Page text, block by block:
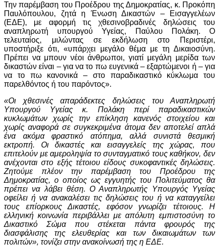
Την παρέμβαση του Προέδρου της Δημοκρατίας, κ. Προκόπη
Παυλόπουλου, ζητά η Ένωση Δικαστών – Εισαγγελέων
(ΕΔΕ), με αφορμή τις χθεσινοβραδινές δηλώσεις του
αναπληρωτή υπουργού Υγείας, Παύλου Πολάκη. Ο
τελευταίος, μιλώντας σε εκδήλωση στο Περιστέρι,
υποστήριξε ότι, «υπάρχει μεγάλο θέμα με τη Δικαιοσύνη.
Πρέπει να μπουν νέοι άνθρωποι, γιατί μεγάλη μερίδα των
δικαστών είναι – για να το πω ευγενικά – εξαρτώμενοι ή – για
να το πω κανονικά – στο παραδικαστικό κύκλωμα του
παρελθόντος ή του παρόντος».
«Οι χθεσινές απαράδεκτες δηλώσεις του Αναπληρωτή
Υπουργού Υγείας κ. Πολάκη περί παραδικαστικών
κυκλωμάτων χωρίς την επίκληση κανενός στοιχείου και
χωρίς αναφορά σε συγκεκριμένα άτομα δεν αποτελεί απλά
ένα ακόμα φραστικό ατόπημα, αλλά συνιστά θεσμική
εκτροπή. Οι δικαστές και εισαγγελείς της χώρας, που
επιτελούν με αμεροληψία το συνταγματικό τους καθήκον, δεν
ανέχονται στο εξής τέτοιου είδους συκοφαντικές δηλώσεις.
Ζητούμε πλέον την παρέμβαση του Προέδρου της
Δημοκρατίας, ο οποίος ως εγγυητής του Πολιτεύματος θα
πρέπει να λάβει θέση. Ο Αναπληρωτής Υπουργός Υγείας
οφείλει ή να ανακαλέσει τις δηλώσεις του ή να καταγγείλει
τους επίορκους Δικαστές, εφόσον γνωρίζει τέτοιους. Η
ελληνική κοινωνία περιβάλλει με απόλυτη εμπιστοσύνη το
Δικαστικό Σώμα που στέκεται πάντα φρουρός της
διασφάλισης της ελευθερίας και των δικαιωμάτων των
πολιτών», τονίζει στην ανακοίνωσή της η ΕΔΕ.